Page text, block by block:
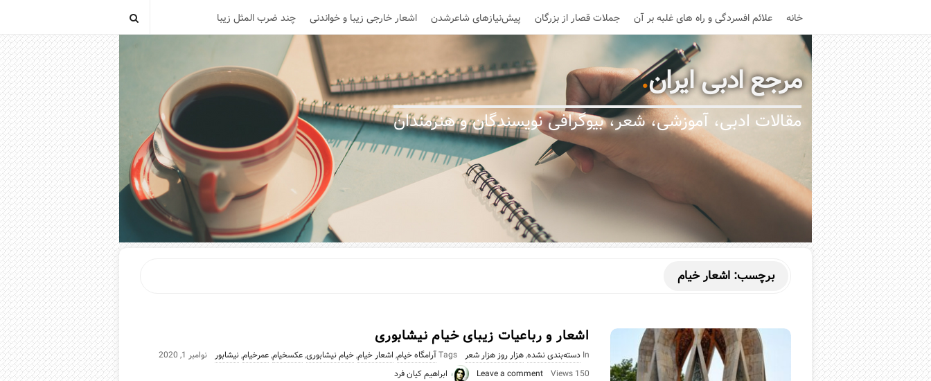
خانه علائم افسردگی و راه های غلبه بر آن جملات قصار از بزرگان پیش‌نیازهای شاعرشدن اشعار خارجی زیبا و خواندنی چند ضرب المثل زیبا
مرجع ادبی ایران.
مقالات ادبی، آموزشی، شعر، بیوگرافی نویسندگان و هنرمندان
برچسب: اشعار خیام
اشعار و رباعیات زیبای خیام نیشابوری
In دسته‌بندی نشده,هزار روز هزار شعر Tagsآرامگاه خیام, اشعار خیام,خیام نیشابوری,عکسخیام,عمرخیام,نیشابور
نوامبر 1, 2020
150 Views
Leave a comment ابراهیم کیان فرد